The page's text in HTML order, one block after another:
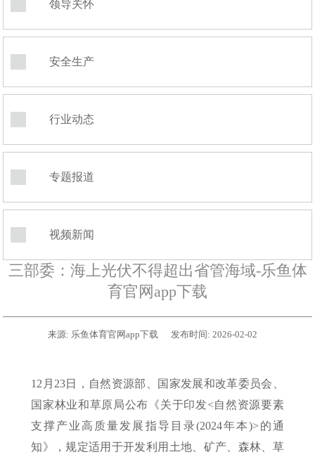
领导关怀
安全生产
行业动态
专题报道
视频新闻
三部委：海上光伏不得超出省管海域-乐鱼体
育官网app下载
来源: 乐鱼体育官网app下载 发布时间: 2026-02-02
12月23日，自然资源部、国家发展和改革委员会、
国家林业和草原局公布《关于印发<自然资源要素
支撑产业高质量发展指导目录(2024年本)>的通
知》，规定适用于开发利用土地、矿产、森林、草